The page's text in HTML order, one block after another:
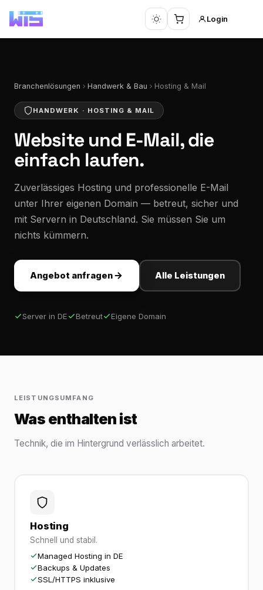
Login
Branchenlösungen Handwerk & Bau Hosting & Mail
HANDWERK · HOSTING & MAIL
Website und E-Mail,die
einfach laufen.
Zuverlässiges Hosting und professionelle E-Mail
unter Ihrer eigenen Domain — betreut, sicher und
mit Servern in Deutschland. Sie müssen Sie um
nichts kümmern.
Angebot anfragen Alle Leistungen
Server in DE Betreut Eigene Domain
LEISTUNGSUMFANG
Was enthalten ist
Technik, die im Hintergrund verlässlich arbeitet.
Hosting
Schnell und stabil.
Managed Hosting in DE
Backups & Updates
SSL/HTTPS inklusive